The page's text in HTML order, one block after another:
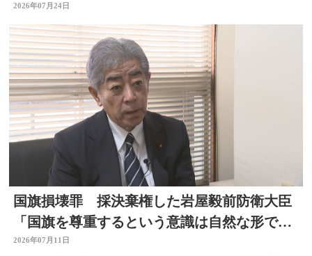
伯市
2026年07月24日
国旗損壊罪 採決棄権した岩屋毅前防衛大臣
「国旗を尊重するという意識は自然な形で育
まれるべきもの」大分
2026年07月11日